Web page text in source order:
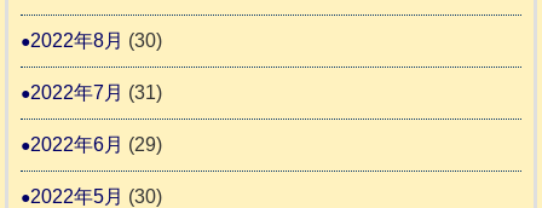
2022年8月 (30)
2022年7月 (31)
2022年6月 (29)
2022年5月 (30)